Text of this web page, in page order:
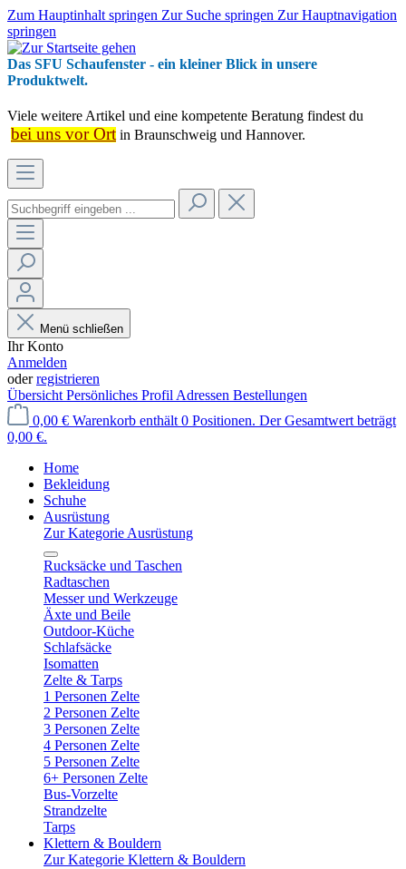
Zum Hauptinhalt springen Zur Suche springen Zur Hauptnavigation
springen
Das SFU Schaufenster - ein kleiner Blick in unsere
Produktwelt.
Viele weitere Artikel und eine kompetente Beratung findest du
bei uns vor Ort in Braunschweig und Hannover.
Menü schließen
Ihr Konto
Anmelden
oderregistrieren
Übersicht Persönliches Profil Adressen Bestellungen
0,00 € Warenkorb enthält 0 Positionen. Der Gesamtwert beträgt
0,00 €.
Home
Bekleidung
Schuhe
Ausrüstung
Zur Kategorie Ausrüstung
Rucksäcke und Taschen
Radtaschen
Messer und Werkzeuge
Äxte und Beile
Outdoor-Küche
Schlafsäcke
Isomatten
Zelte & Tarps
1 Personen Zelte
2 Personen Zelte
3 Personen Zelte
4 Personen Zelte
5 Personen Zelte
6+ Personen Zelte
Bus-Vorzelte
Strandzelte
Tarps
Klettern & Bouldern
Zur Kategorie Klettern & Bouldern